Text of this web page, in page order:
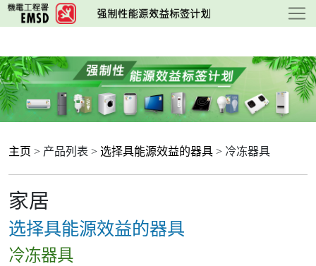
跳
至
要
内
容
主页 > 产品列表 > 选择具能源效益的器具 > 冷冻器具
家居
选择具能源效益的器具
冷冻器具